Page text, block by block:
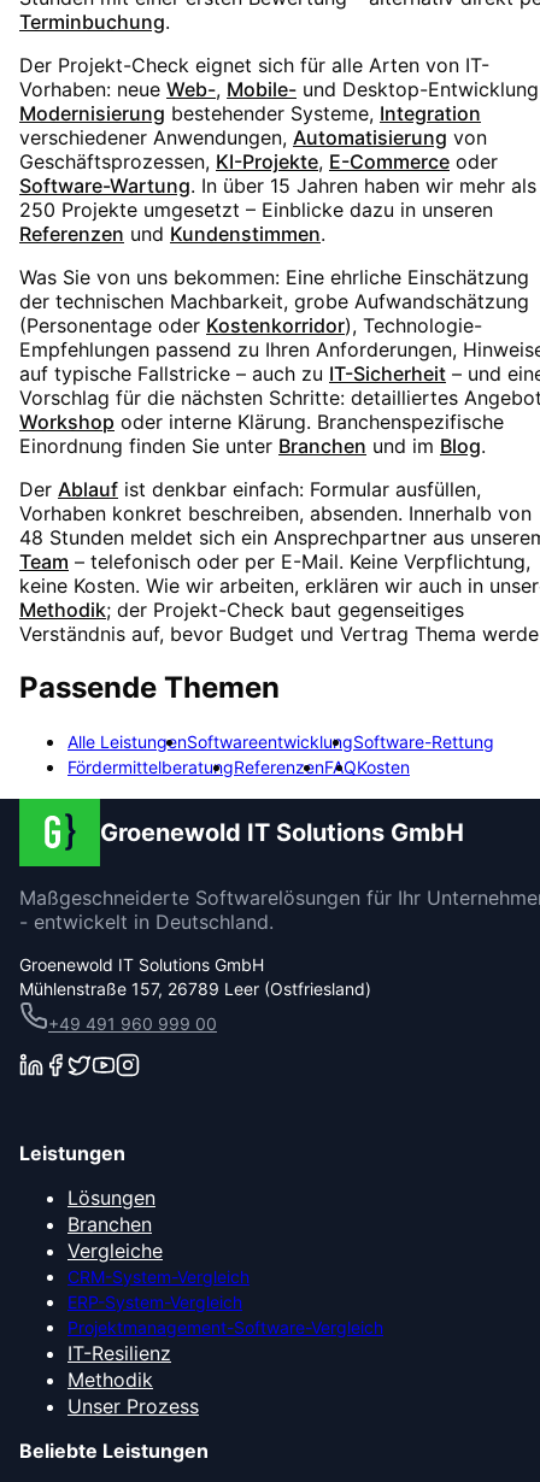
Terminbuchung.
Der Projekt-Check eignet sich für alle Arten von IT-
Vorhaben: neue Web-, Mobile- und Desktop-
Modernisierung bestehender Systeme, Integration
verschiedener Anwendungen, Automatisierung von
Geschäftsprozessen, KI-Projekte, E-Commerce oder
Software-Wartung. In über 15 Jahren haben wir mehr als
250 Projekte umgesetzt – Einblicke dazu in unseren
Referenzen und Kundenstimmen.
Was Sie von uns bekommen: Eine ehrliche Einschätzung
der technischen Machbarkeit, grobe Aufwandschätzung
(Personentage oder Kostenkorridor), Technologie-
Empfehlungen passend zu Ihren Anforderungen,
auf typische Fallstricke – auch zu IT-Sicherheit – und
Vorschlag für die nächsten Schritte: detailliertes
Workshop oder interne Klärung. Branchenspezifische
Einordnung finden Sie unter Branchen und im Blog.
Der Ablauf ist denkbar einfach: Formular ausfüllen,
Vorhaben konkret beschreiben, absenden. Innerhalb von
48 Stunden meldet sich ein Ansprechpartner aus
Team – telefonisch oder per E-Mail. Keine Verpflichtung,
keine Kosten. Wie wir arbeiten, erklären wir auch in
Methodik; der Projekt-Check baut gegenseitiges
Verständnis auf, bevor Budget und Vertrag Thema
Passende Themen
Alle LeistungenSoftwareentwicklungSoftware-Rettung
FördermittelberatungReferenzenFAQKosten
Groenewold IT Solutions GmbH
Maßgeschneiderte Softwarelösungen für Ihr
- entwickelt in Deutschland.
Groenewold IT Solutions GmbH
Mühlenstraße 157, 26789 Leer (Ostfriesland)
+49 491 960 999 00
Leistungen
Lösungen
Branchen
Vergleiche
CRM-System-Vergleich
ERP-System-Vergleich
Projektmanagement-Software-Vergleich
IT-Resilienz
Methodik
Unser Prozess
Beliebte Leistungen